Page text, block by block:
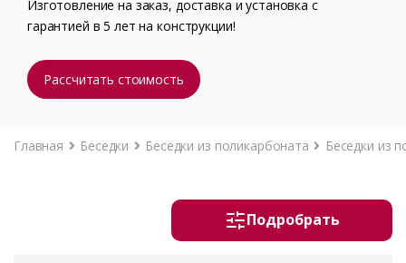
Изготовление на заказ, доставка и установка с
гарантией в 5 лет на конструкции!
Рассчитать стоимость
Главная Беседки Беседки из поликарбоната Беседки из
Подробрать